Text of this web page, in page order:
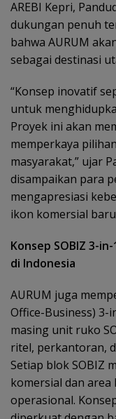
AREBI Kepri,
dukungan penuh
bahwa AURUM
sebagai destinasi
“Konsep inovatif
untuk
Proyek ini akan
memperkaya
masyarakat,” ujar
disampaikan para
mengapresiasi
ikon komersial
Konsep SOBIZ 3-
di Indonesia
AURUM juga
Office-Business) 3-
masing unit ruko
ritel, perkantoran,
Setiap blok SOBIZ
komersial dan
operasional.